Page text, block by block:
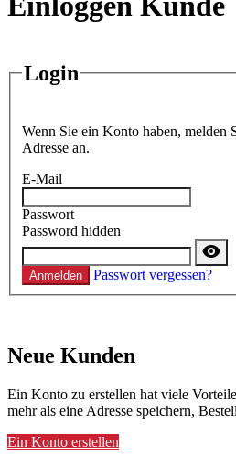
Login
Wenn Sie ein Konto haben, melden
Adresse an.
E-Mail
Passwort
Password hidden
Anmelden Passwort vergessen?
Neue Kunden
Ein Konto zu erstellen hat viele
mehr als eine Adresse speichern,
Ein Konto erstellen